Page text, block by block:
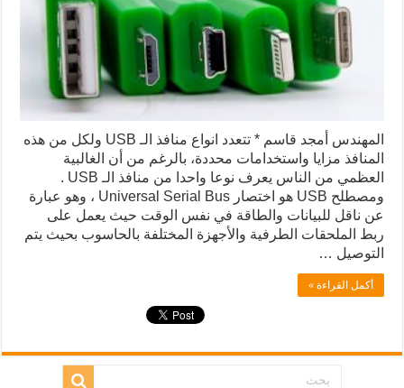
المهندس أمجد قاسم * تتعدد انواع منافذ الـ USB ولكل من هذه
المنافذ مزايا واستخدامات محددة، بالرغم من أن الغالبية
العظمي من الناس يعرف نوعا واحدا من منافذ الـ USB .
ومصطلح USB هو اختصار Universal Serial Bus ، وهو عبارة
عن ناقل للبيانات والطاقة في نفس الوقت حيث يعمل على
ربط الملحقات الطرفية والأجهزة المختلفة بالحاسوب بحيث يتم
التوصيل …
أكمل القراءة »